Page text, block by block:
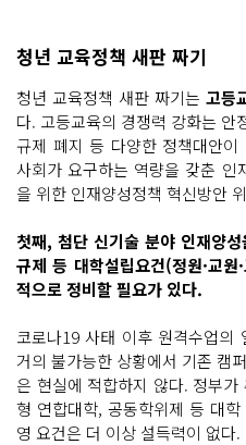
청년 교육정책 새판 짜기
청년 교육정책 새판 짜기는 고등
다. 고등교육의 경쟁력 강화는 안
규제 폐지 등 다양한 정책대안
사회가 요구하는 역량을 갖춘 인
을 위한 인재양성정책 혁신방안
첫째, 첨단 신기술 분야 인재양
규제 등 대학설립요건(정원·교원
적으로 정비할 필요가 있다.
코로나19 사태 이후 원격수업의
거의 불가능한 상황에서 기존 캠
은 현실에 적합하지 않다. 정부
형 연합대학, 공동학위제 등 대
영 요건은 더 이상 설득력이 없다.